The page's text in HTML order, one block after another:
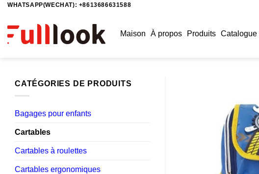
Passer
contenu
WHATSAPP(WECHAT): +8613686631588
Maison À propos Produits Catalogue
CATÉGORIES DE PRODUITS
Bagages pour enfants
Cartables
Cartables à roulettes
Cartables ergonomiques